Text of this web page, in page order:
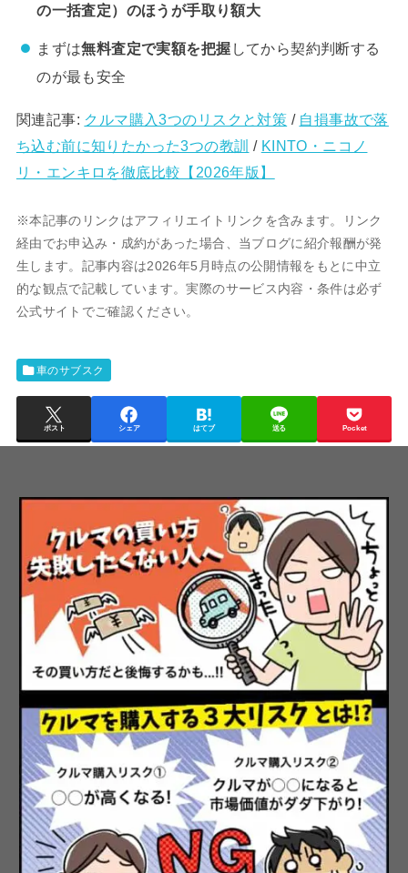
の一括査定）のほうが手取り額大
まずは無料査定で実額を把握 してから契約判断する
のが最も安全
関連記事: クルマ購入3つのリスクと対策 / 自損事故で落
ち込む前に知りたかった3つの教訓 / KINTO・ニコノ
リ・エンキロを徹底比較【2026年版】
※本記事のリンクはアフィリエイトリンクを含みます。リンク
経由でお申込み・成約があった場合、当ブログに紹介報酬が発
生します。記事内容は2026年5月時点の公開情報をもとに中立
的な観点で記載しています。実際のサービス内容・条件は必ず
公式サイトでご確認ください。
車のサブスク
ポスト シェア はてブ 送る Pocket